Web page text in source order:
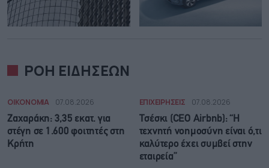
ΡΟΗ ΕΙΔΗΣΕΩΝ
ΟΙΚΟΝΟΜΙΑ 07.08.2026
Ζαχαράκη: 3,35 εκατ. για
στέγη σε 1.600 φοιτητές στη
Κρήτη
ΕΠΙΧΕΙΡΗΣΕΙΣ 07.08.2026
Τσέσκι (CEO Airbnb): “Η
τεχνητή νοημοσύνη είναι ό,τι
καλύτερο έχει συμβεί στην
εταιρεία”